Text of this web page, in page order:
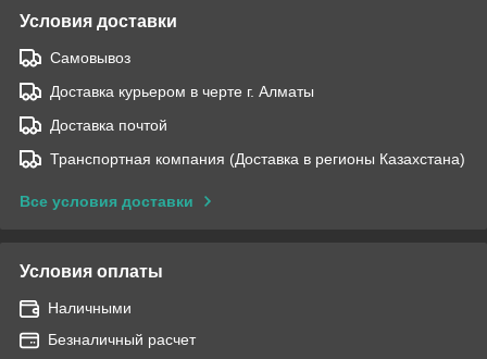
Условия доставки
Самовывоз
Доставка курьером в черте г. Алматы
Доставка почтой
Транспортная компания (Доставка в регионы Казахстана)
Все условия доставки
Условия оплаты
Наличными
Безналичный расчет